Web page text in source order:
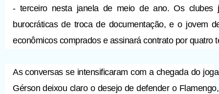
- terceiro nesta janela de meio de ano. Os clubes
burocráticas de troca de documentação, e o jovem
econômicos comprados e assinará contrato por quatro
As conversas se intensificaram com a chegada do
Gérson deixou claro o desejo de defender o